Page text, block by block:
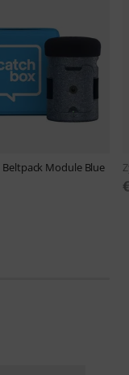
Beltpack Module Blue